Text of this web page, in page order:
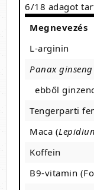
6/18 adagot
Megnevezés
L-arginin
Panax ginseng
ebből
Tengerparti
Maca (
Koffein
B9-vitamin